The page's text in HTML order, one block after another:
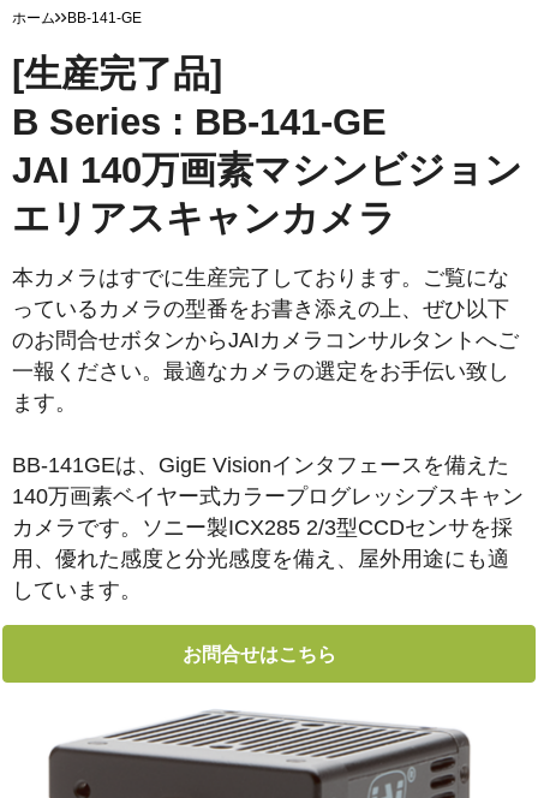
ホーム BB-141-GE
[生産完了品]
B Series : BB-141-GE
JAI 140万画素マシンビジョン
エリアスキャンカメラ
本カメラはすでに生産完了しております。ご覧にな
っているカメラの型番をお書き添えの上、ぜひ以下
のお問合せボタンからJAIカメラコンサルタントへご
一報ください。最適なカメラの選定をお手伝い致し
ます。
BB-141GEは、GigE Visionインタフェースを備えた
140万画素ベイヤー式カラープログレッシブスキャン
カメラです。ソニー製ICX285 2/3型CCDセンサを採
用、優れた感度と分光感度を備え、屋外用途にも適
しています。
お問合せはこちら